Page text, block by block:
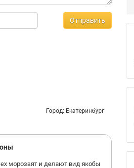
и внедряет
компаниях, работая
Отправить
Город: Екатеринбург
морозаят и делают вид якобы